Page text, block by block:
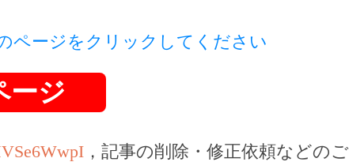
ページをクリックしてください
ージ
，記事の削除・修正依頼などのご